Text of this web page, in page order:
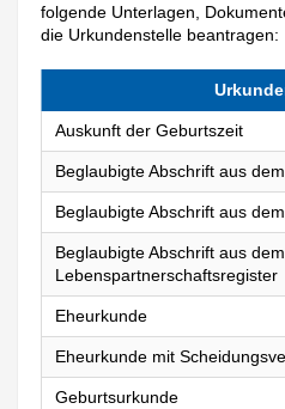
folgende Unterlagen,
die Urkundenstelle beantragen:
Auskunft der Geburtszeit
Beglaubigte Abschrift aus
Beglaubigte Abschrift aus
Beglaubigte Abschrift aus dem
Lebenspartnerschaftsregister
Eheurkunde
Eheurkunde mit
Geburtsurkunde